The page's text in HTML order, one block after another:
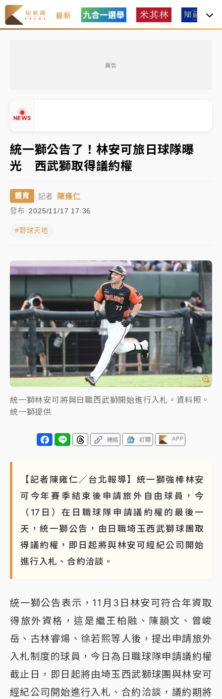
最新
廣告
NEWS
中信慈善基金會想增加董事人數！辜仲諒向法院聲請遭
駁 理由曝光
故宮《龍藏經》特展第2檔！今線上預約開賣一度塞車
周六起展出延長至晚上7時
父親節泡湯了！中颱白海豚雨彈轟3天 「紅到發紫」降
雨熱區曝
暑假過三周才推「E宿新北打卡趣」！抽獎程序複雜 觀
旅局回應了
中信慈善基金會想增加董事人數！辜仲諒向法院聲請遭
駁 理由曝光
故宮《龍藏經》特展第2檔！今線上預約開賣一度塞車
周六起展出延長至晚上7時
台東農業處長涉圖利渡假村！東檢抗告成功 今重開羈
押庭
父親節泡湯了！中颱白海豚雨彈轟3天 「紅到發紫」降
雨熱區曝
統一獅公告了！林安可旅日球隊曝
光 西武獅取得議約權
體育 記者 陳雍仁
發布 2025/11/17 17:36
#野球天地
統一獅林安可將與日職西武獅開始進行入札。資料照。
統一獅提供
連結 訂閱 APP
【記者陳雍仁／台北報導】統一獅強棒林安
可今年賽季結束後申請旅外自由球員，今
（17日）在日職球隊申請議約權的最後一
天，統一獅公告，由日職埼玉西武獅球團取
得議約權，即日起將與林安可經紀公司開始
進行入札、合約洽談。
統一獅公告表示，11月3日林安可符合年資取
得旅外資格，這是繼王柏融、陳韻文、曾峻
岳、古林睿煬、徐若熙等人後，提出申請旅外
入札制度的球員，今日為日職球隊申請議約權
截止日，即日起將由埼玉西武獅球團與林安可
經紀公司開始進行入札、合約洽談，議約期將